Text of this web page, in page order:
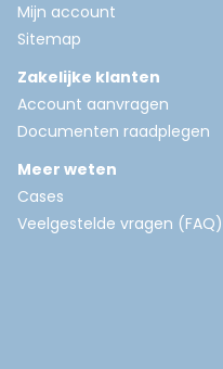
Mijn account
Sitemap
Zakelijke klanten
Account aanvragen
Documenten raadplegen
Meer weten
Cases
Veelgestelde vragen (FAQ)